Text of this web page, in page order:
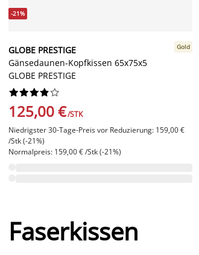
-21%
GLOBE PRESTIGE
Gänsedaunen-Kopfkissen 65x75x5
GLOBE PRESTIGE
Gold






125,00 €/STK
Niedrigster 30-Tage-Preis vor Reduzierung: 159,00 €
/Stk (-21%)
Normalpreis: 159,00 € /Stk (-21%)
Faserkissen